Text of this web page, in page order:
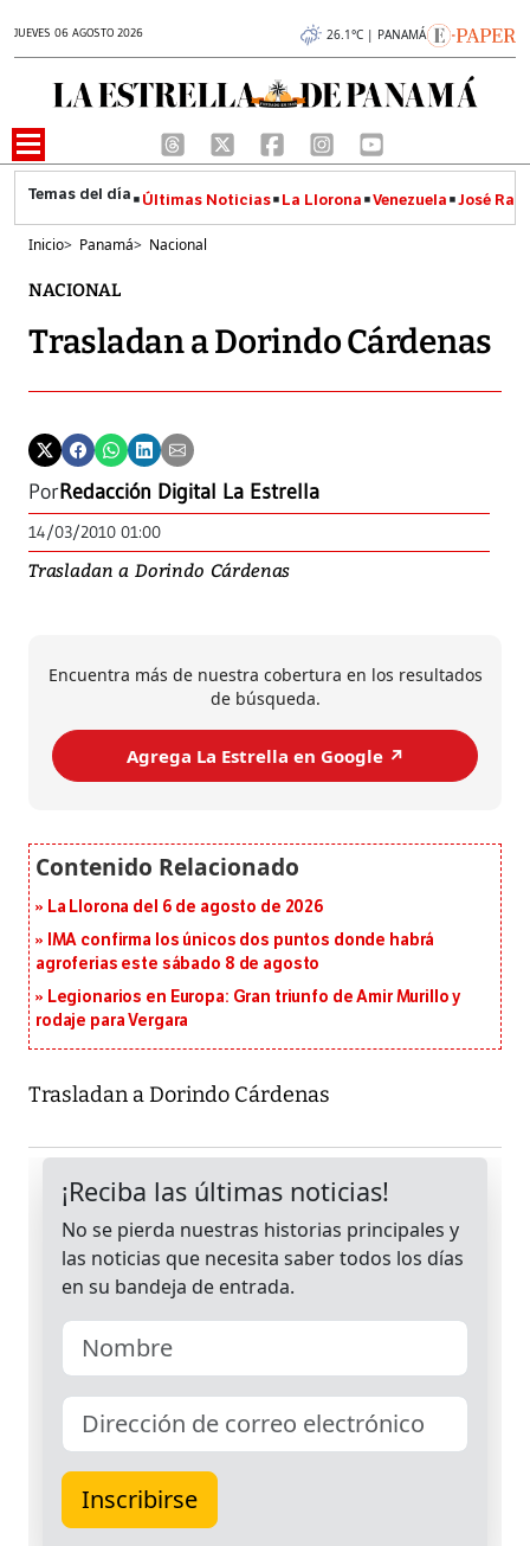
JUEVES 06 AGOSTO 2026 26.1°C | PANAMÁ
Últimas Noticias La Llorona Venezuela José
Inicio> Panamá> Nacional
NACIONAL
Trasladan a Dorindo Cárdenas
PorRedacción Digital La Estrella
14/03/2010 01:00
Trasladan a Dorindo Cárdenas
Encuentra más de nuestra cobertura en los resultados
de búsqueda.
Agrega La Estrella en Google ↗️
La Llorona del 6 de agosto de 2026
IMA confirma los únicos dos puntos donde habrá
agroferias este sábado 8 de agosto
Legionarios en Europa: Gran triunfo de Amir Murillo y
rodaje para Vergara
Trasladan a Dorindo Cárdenas